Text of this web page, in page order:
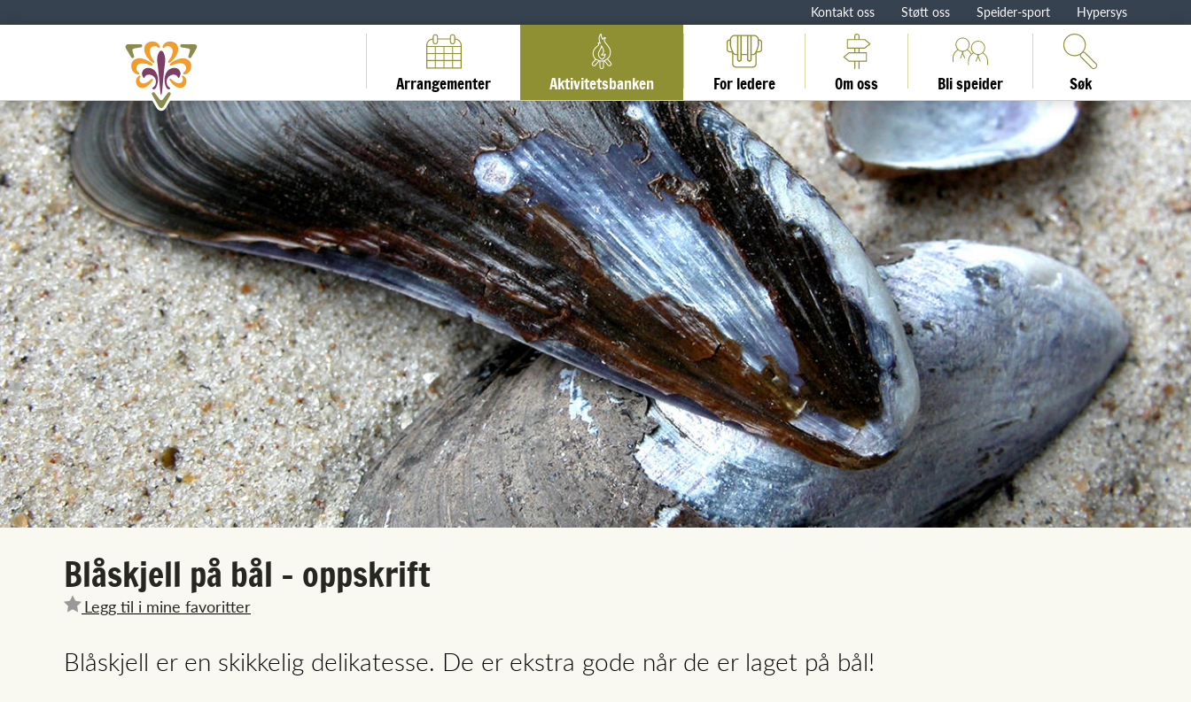
Kontakt oss Støtt oss Speider-sport Hypersys
Arrangementer Aktivitetsbanken For ledere Om oss Bli speider Søk
Blåskjell på bål - oppskrift
Legg til i mine favoritter
Blåskjell er en skikkelig delikatesse. De er ekstra gode når de er laget på bål!